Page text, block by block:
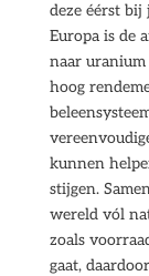
deze éérst
Europa is de
naar uranium
hoog
kunnen
stijgen.
wereld vól
zoals
gaat,